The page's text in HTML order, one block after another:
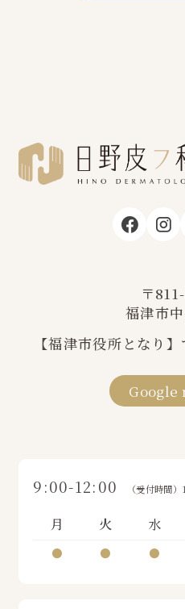
〒
福津市
【福津市役所となり
Google
9:00-12:00 （受付時間
月 火 水
● ● ●